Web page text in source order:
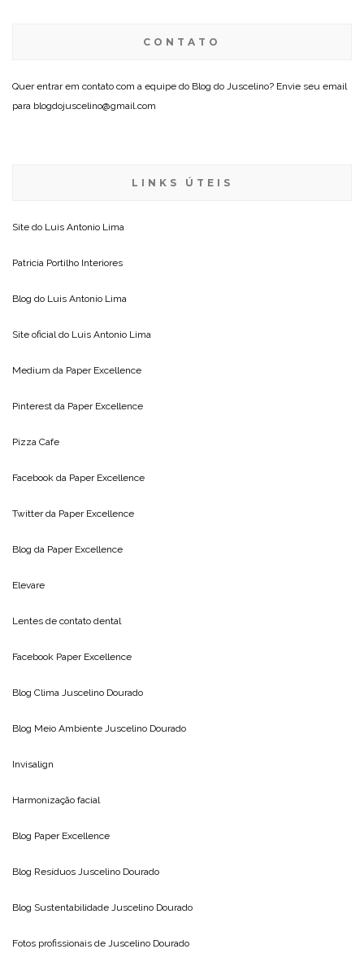
CONTATO
Quer entrar em contato com a equipe do Blog do Juscelino? Envie seu email
para blogdojuscelino@gmail.com
LINKS ÚTEIS
Site do Luis Antonio Lima
Patricia Portilho Interiores
Blog do Luis Antonio Lima
Site oficial do Luis Antonio Lima
Medium da Paper Excellence
Pinterest da Paper Excellence
Pizza Cafe
Facebook da Paper Excellence
Twitter da Paper Excellence
Blog da Paper Excellence
Elevare
Lentes de contato dental
Facebook Paper Excellence
Blog Clima Juscelino Dourado
Blog Meio Ambiente Juscelino Dourado
Invisalign
Harmonização facial
Blog Paper Excellence
Blog Resíduos Juscelino Dourado
Blog Sustentabilidade Juscelino Dourado
Fotos profissionais de Juscelino Dourado